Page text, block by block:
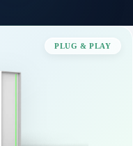
PLUG & PLAY